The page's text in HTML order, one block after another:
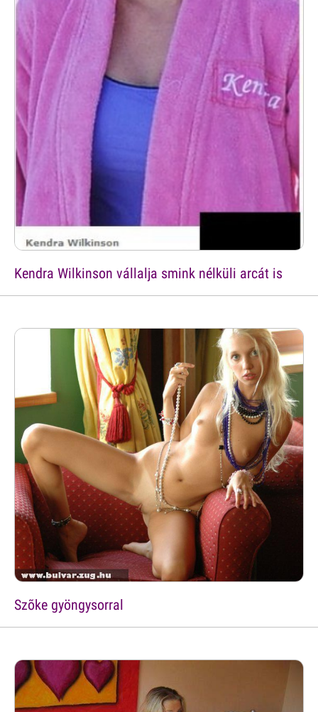
Kendra Wilkinson vállalja smink nélküli arcát is
Szõke gyöngysorral